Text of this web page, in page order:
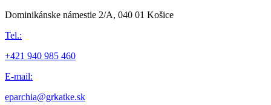
Dominikánske námestie 2/A, 040 01 Košice
Tel.:
+421 940 985 460
E-mail:
eparchia@grkatke.sk